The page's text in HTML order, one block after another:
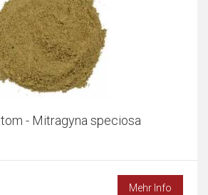
- Mitragyna speciosa
Mehr Info